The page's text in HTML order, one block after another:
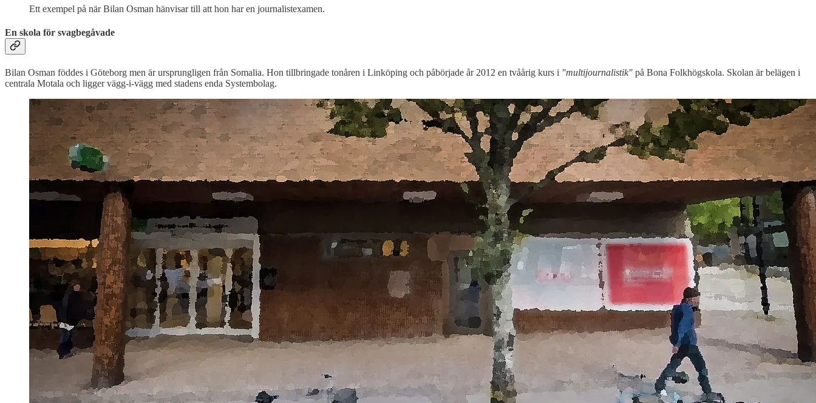
Ett exempel på när Bilan Osman hänvisar till att hon har en journalistexamen.
En skola för svagbegåvade
Bilan Osman föddes i Göteborg men är ursprungligen från Somalia. Hon tillbringade tonåren i Linköping och påbörjade år 2012 en tvåårig kurs i "multijournalistik" på Bona Folkhögskola. Skolan är belägen i
centrala Motala och ligger vägg-i-vägg med stadens enda Systembolag.